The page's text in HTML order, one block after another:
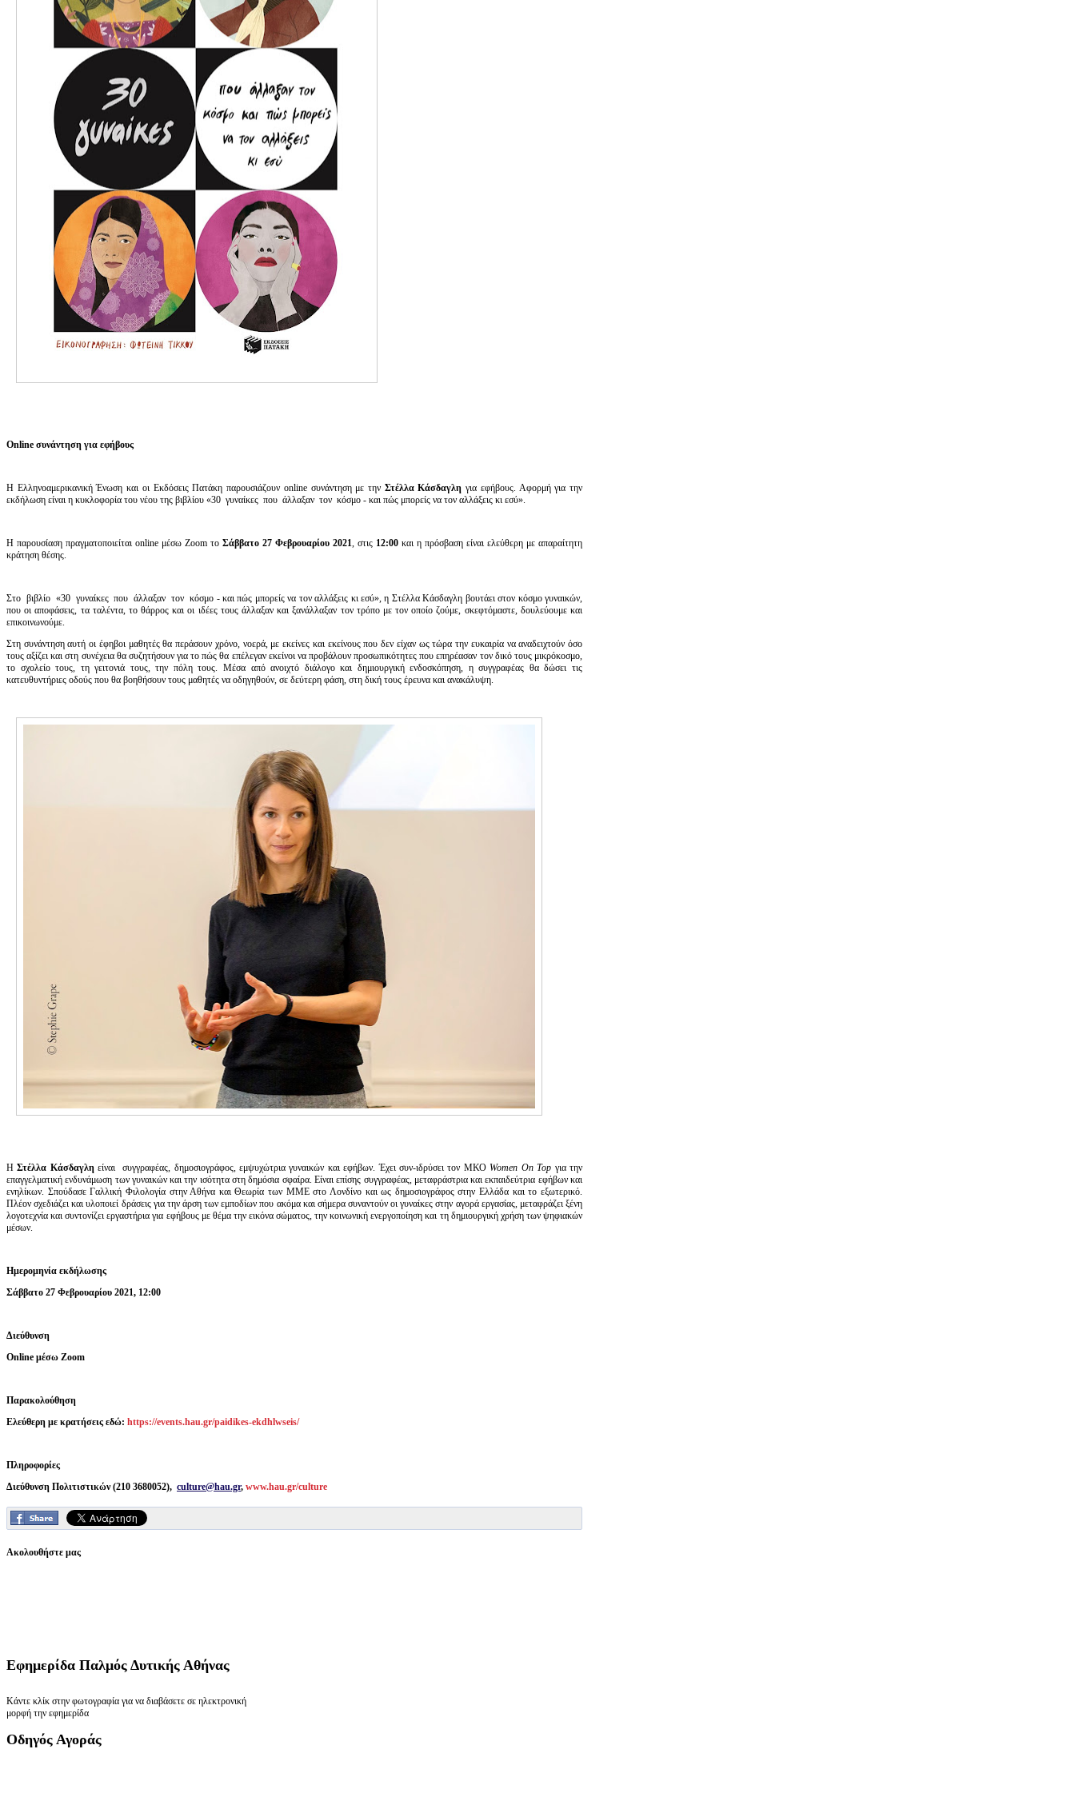
Online συνάντηση για εφήβους
H Ελληνοαμερικανική Ένωση και οι Εκδόσεις Πατάκη παρουσιάζουν online συνάντηση με την Στέλλα Κάσδαγλη για εφήβους. Αφορμή για την
εκδήλωση είναι η κυκλοφορία του νέου της βιβλίου «30 γυναίκες που άλλαξαν τον κόσμο - και πώς μπορείς να τον αλλάξεις κι εσύ».
Η παρουσίαση πραγματοποιείται online μέσω Zoom το Σάββατο 27 Φεβρουαρίου 2021, στις 12:00 και η πρόσβαση είναι ελεύθερη με απαραίτητη
κράτηση θέσης.
Στο βιβλίο «30 γυναίκες που άλλαξαν τον κόσμο - και πώς μπορείς να τον αλλάξεις κι εσύ», η Στέλλα Κάσδαγλη βουτάει στον κόσμο γυναικών,
που οι αποφάσεις, τα ταλέντα, το θάρρος και οι ιδέες τους άλλαξαν και ξανάλλαξαν τον τρόπο με τον οποίο ζούμε, σκεφτόμαστε, δουλεύουμε και
επικοινωνούμε.
Στη συνάντηση αυτή οι έφηβοι μαθητές θα περάσουν χρόνο, νοερά, με εκείνες και εκείνους που δεν είχαν ως τώρα την ευκαιρία να αναδειχτούν όσο
τους αξίζει και στη συνέχεια θα συζητήσουν για το πώς θα επέλεγαν εκείνοι να προβάλουν προσωπικότητες που επηρέασαν τον δικό τους μικρόκοσμο,
το σχολείο τους, τη γειτονιά τους, την πόλη τους. Μέσα από ανοιχτό διάλογο και δημιουργική ενδοσκόπηση, η συγγραφέας θα δώσει τις
κατευθυντήριες οδούς που θα βοηθήσουν τους μαθητές να οδηγηθούν, σε δεύτερη φάση, στη δική τους έρευνα και ανακάλυψη.
ΗΣτέλλα Κάσδαγληείναι συγγραφέας, δημοσιογράφος, εμψυχώτρια γυναικών και εφήβων. Έχει συν-ιδρύσει τον ΜΚΟ Women On Top για την
επαγγελματική ενδυνάμωση των γυναικών και την ισότητα στη δημόσια σφαίρα. Είναι επίσης συγγραφέας, μεταφράστρια και εκπαιδεύτρια εφήβων και
ενηλίκων. Σπούδασε Γαλλική Φιλολογία στην Αθήνα και Θεωρία των ΜΜΕ στο Λονδίνο και ως δημοσιογράφος στην Ελλάδα και το εξωτερικό.
Πλέον σχεδιάζει και υλοποιεί δράσεις για την άρση των εμποδίων που ακόμα και σήμερα συναντούν οι γυναίκες στην αγορά εργασίας, μεταφράζει ξένη
λογοτεχνία και συντονίζει εργαστήρια για εφήβους με θέμα την εικόνα σώματος, την κοινωνική ενεργοποίηση και τη δημιουργική χρήση των ψηφιακών
μέσων.
Ημερομηνία εκδήλωσης
Σάββατο 27 Φεβρουαρίου 2021, 12:00
Διεύθυνση
Online μέσω Zoom
Παρακολούθηση
Eλεύθερη με κρατήσεις εδώ: https://events.hau.gr/paidikes-ekdhlwseis/
Πληροφορίες
Διεύθυνση Πολιτιστικών (210 3680052), culture@hau.gr, www.hau.gr/culture
Ακολουθήστε μας
Εφημερίδα Παλμός Δυτικής Αθήνας
Κάντε κλίκ στην φωτογραφία για να διαβάσετε σε ηλεκτρονική
μορφή την εφημερίδα
Οδηγός Αγοράς